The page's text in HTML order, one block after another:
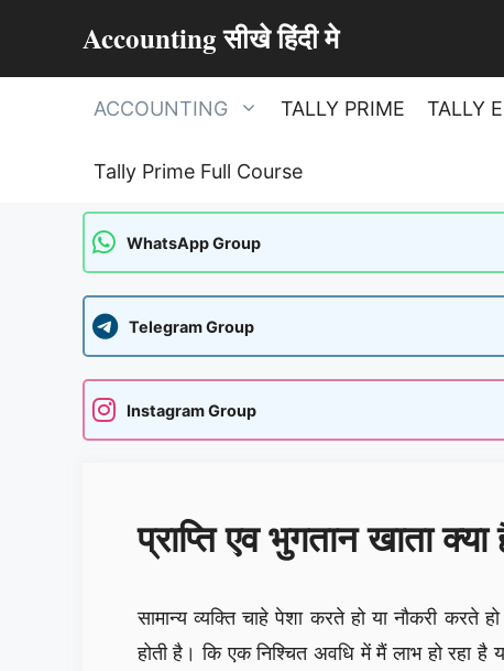
Accounting सीखे हिंदी मे
ACCOUNTING TALLY PRIME TALLY
Tally Prime Full Course
WhatsApp Group
Telegram Group
Instagram Group
प्राप्ति एव भुगतान खाता
सामान्य व्यक्ति चाहे पेशा करते हो या नौकरी करते
होती है। कि एक निश्चित अवधि में मैं लाभ हो रहा है